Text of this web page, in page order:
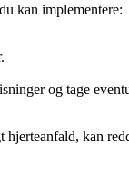
kan implementere:
og tage
kan